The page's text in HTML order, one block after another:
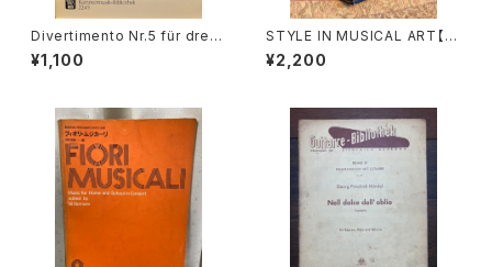
Divertimento Nr.5 für drei
Basetthörner(zwei klarinet
ten und Fagotto oder drei
madeus Mozart】出版社：BR
EITKOPF&HÄRTEL 1987年
¥1,100
STYLE IN MUSICAL ART【著
者：C. HUBERT H.PARRY】出
版社：MACMILLAN AND CO,
¥2,200